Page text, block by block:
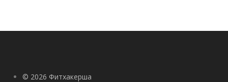
© 2026 Фитхакерша